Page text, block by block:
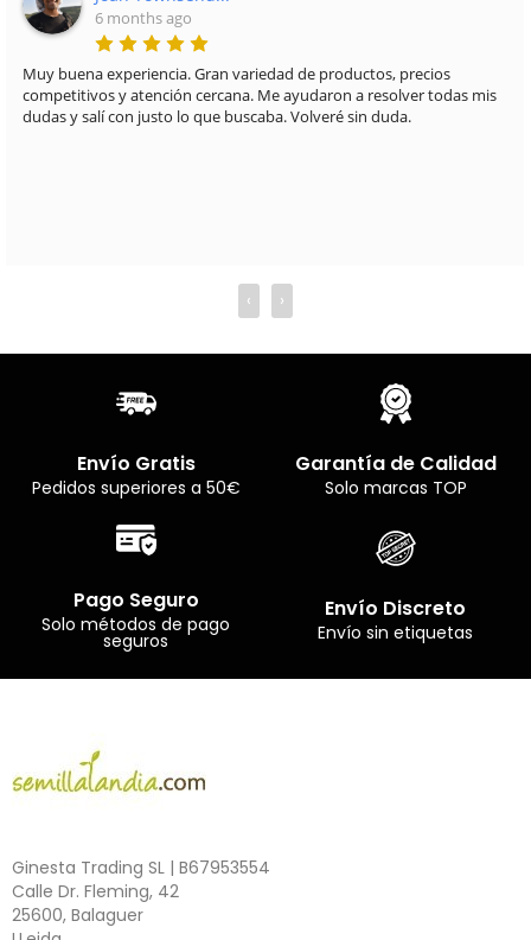
6 months ago
Muy buena experiencia. Gran variedad de productos, precios
competitivos y atención cercana. Me ayudaron a resolver todas mis
dudas y salí con justo lo que buscaba. Volveré sin duda.
‹ ›
Envío Gratis
Pedidos superiores a 50€
Garantía de Calidad
Solo marcas TOP
Pago Seguro
Solo métodos de pago
seguros
Envío Discreto
Envío sin etiquetas
Ginesta Trading SL | B67953554
Calle Dr. Fleming, 42
25600, Balaguer